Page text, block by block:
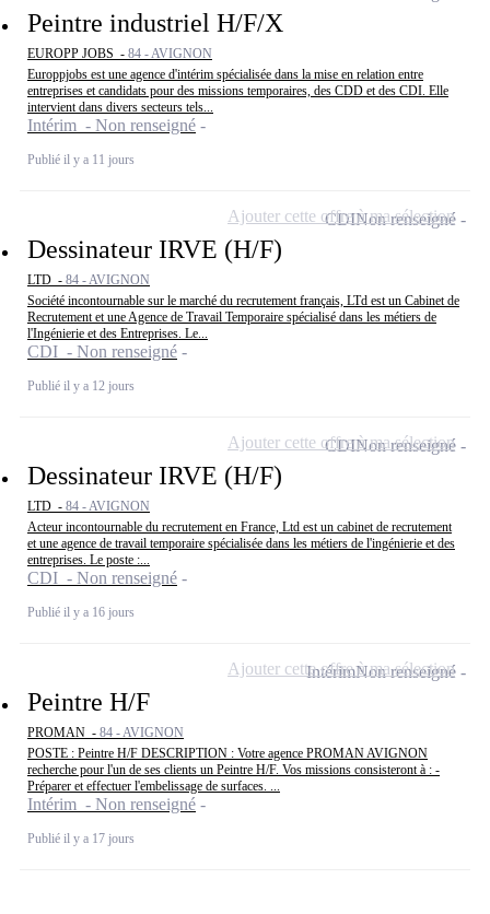
Peintre industriel H/F/X
EUROPP JOBS - 84 - AVIGNON
Europpjobs est une agence d'intérim spécialisée dans la mise en relation entre
entreprises et candidats pour des missions temporaires, des CDD et des CDI. Elle
intervient dans divers secteurs tels...
Intérim - Non renseigné
Publié il y a 11 jours
Dessinateur IRVE (H/F)
LTD - 84 - AVIGNON
Société incontournable sur le marché du recrutement français, LTd est un Cabinet de
Recrutement et une Agence de Travail Temporaire spécialisé dans les métiers de
l'Ingénierie et des Entreprises. Le...
CDI - Non renseigné
Publié il y a 12 jours
CDINon renseigné
Ajouter cette offre à ma sélection
Dessinateur IRVE (H/F)
LTD - 84 - AVIGNON
Acteur incontournable du recrutement en France, Ltd est un cabinet de recrutement
et une agence de travail temporaire spécialisée dans les métiers de l'ingénierie et des
entreprises. Le poste :...
CDI - Non renseigné
Publié il y a 16 jours
CDINon renseigné
Ajouter cette offre à ma sélection
Peintre H/F
PROMAN - 84 - AVIGNON
POSTE : Peintre H/F DESCRIPTION : Votre agence PROMAN AVIGNON
recherche pour l'un de ses clients un Peintre H/F. Vos missions consisteront à : -
Préparer et effectuer l'embelissage de surfaces. ...
Intérim - Non renseigné
Publié il y a 17 jours
IntérimNon renseigné
Ajouter cette offre à ma sélection